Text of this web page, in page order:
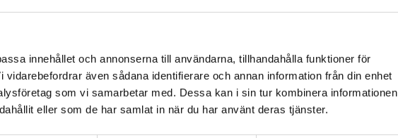
innehållet och annonserna till användarna, tillhandahålla funktioner för
även sådana identifierare och annan information från din enhet
som vi samarbetar med. Dessa kan i sin tur kombinera informationen
eller som de har samlat in när du har använt deras tjänster.